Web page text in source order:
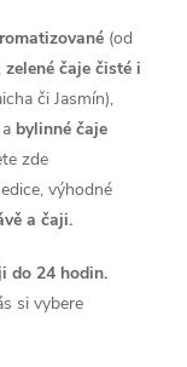
(od
zelené čaje čisté i
či Jasmín),
a bylinné čaje
zde
výhodné
a čaji.
do 24 hodin.
si vybere